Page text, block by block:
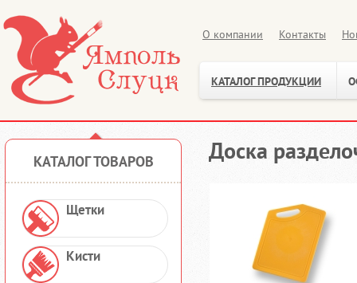
О компании Контакты
КАТАЛОГ ПРОДУКЦИИ
КАТАЛОГ ТОВАРОВ
Щетки
Кисти
Доска